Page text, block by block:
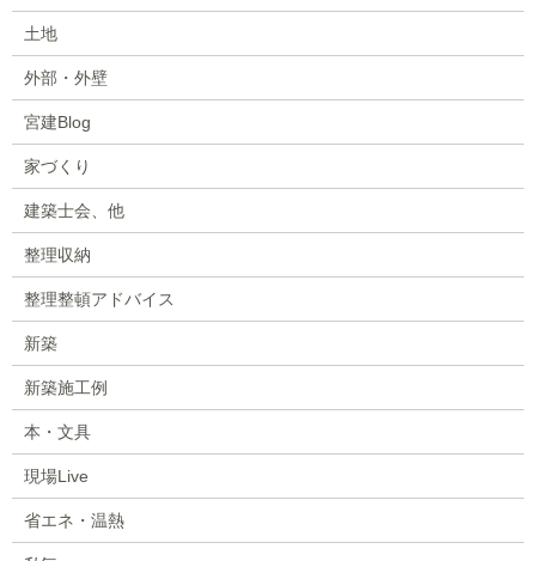
土地
外部・外壁
宮建Blog
家づくり
建築士会、他
整理収納
整理整頓アドバイス
新築
新築施工例
本・文具
現場Live
省エネ・温熱